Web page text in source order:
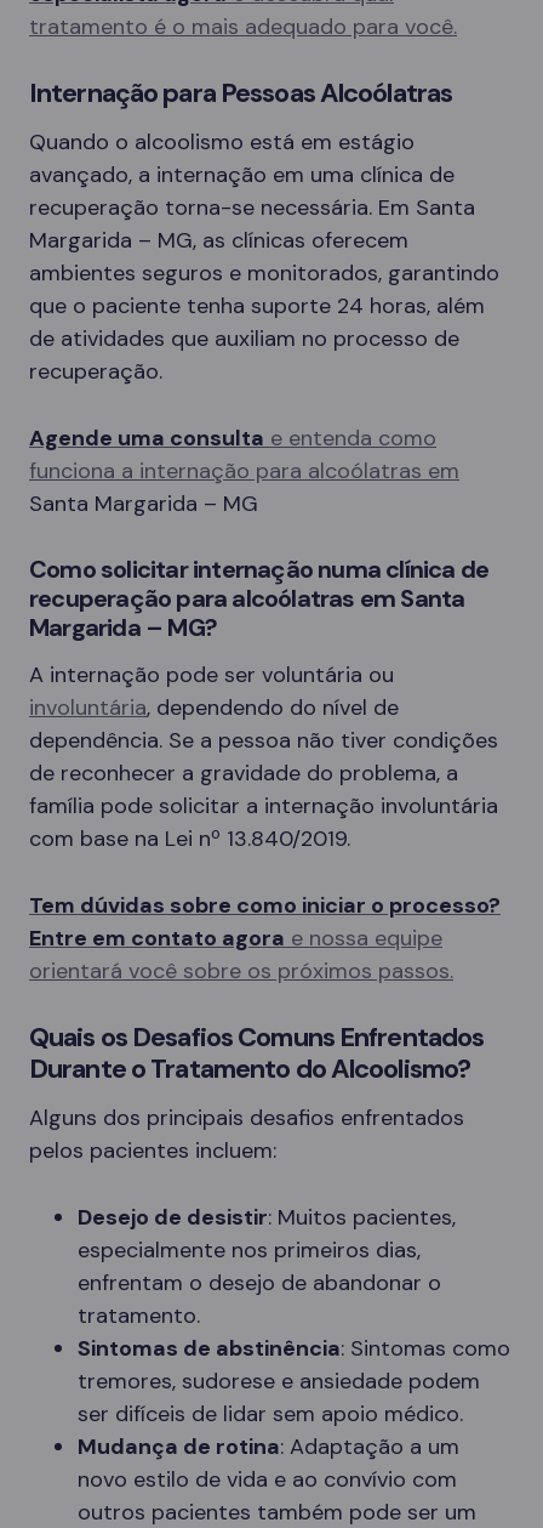
tratamento é o mais adequado para você.
Internação para Pessoas Alcoólatras
Quando o alcoolismo está em estágio
avançado, a internação em uma clínica de
recuperação torna-se necessária. Em Santa
Margarida – MG, as clínicas oferecem
ambientes seguros e monitorados, garantindo
que o paciente tenha suporte 24 horas, além
de atividades que auxiliam no processo de
recuperação.
Agende uma consulta e entenda como
funciona a internação para alcoólatras em
Santa Margarida – MG
Como solicitar internação numa clínica de
recuperação para alcoólatras em Santa
Margarida – MG?
A internação pode ser voluntária ou
involuntária, dependendo do nível de
dependência. Se a pessoa não tiver condições
de reconhecer a gravidade do problema, a
família pode solicitar a internação involuntária
com base na Lei nº 13.840/2019.
Tem dúvidas sobre como iniciar o processo?
Entre em contato agora e nossa equipe
orientará você sobre os próximos passos.
Quais os Desafios Comuns Enfrentados
Durante o Tratamento do Alcoolismo?
Alguns dos principais desafios enfrentados
pelos pacientes incluem:
Desejo de desistir: Muitos pacientes,
especialmente nos primeiros dias,
enfrentam o desejo de abandonar o
tratamento.
Sintomas de abstinência: Sintomas como
tremores, sudorese e ansiedade podem
ser difíceis de lidar sem apoio médico.
Mudança de rotina: Adaptação a um
novo estilo de vida e ao convívio com
outros pacientes também pode ser um